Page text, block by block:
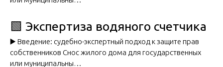
🟩 Экспертиза водяного счетчика
▶️ Введение: судебно-экспертный подход к защите прав
собственников Снос жилого дома для государственных
или муниципальны…